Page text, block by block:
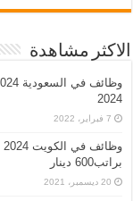
الاكثر مشاهدة
2024
7 فبراير، 2022
براتب600 دينار
20 ديسمبر، 2021